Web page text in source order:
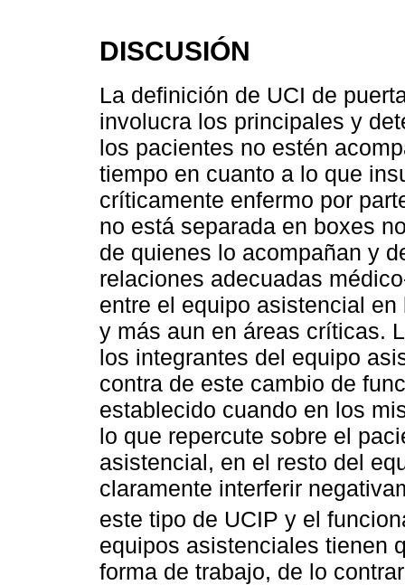
DISCUSIÓN
La definición de UCI de
involucra los principales y
los pacientes no estén
tiempo en cuanto a lo que
críticamente enfermo por
no está separada en boxes
de quienes lo acompañan y
relaciones adecuadas
entre el equipo asistencial
y más aun en áreas críticas.
los integrantes del equipo
contra de este cambio de
establecido cuando en los
lo que repercute sobre el
asistencial, en el resto del
claramente interferir
este tipo de UCIP y el
equipos asistenciales tienen
forma de trabajo, de lo